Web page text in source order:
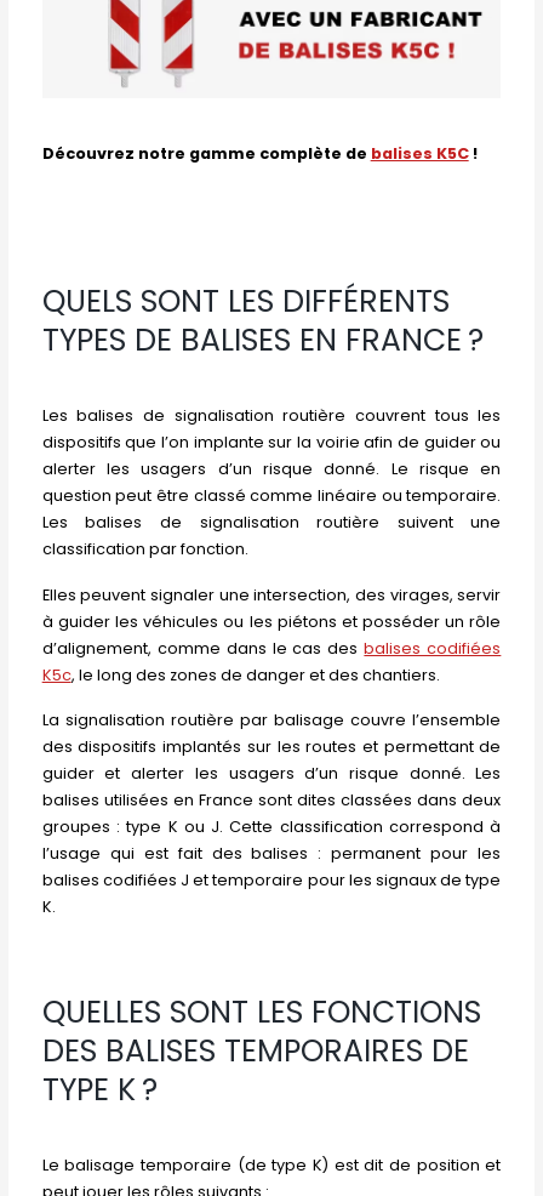
Découvrez notre gamme complète de balises K5C!
QUELS SONT LES DIFFÉRENTS
TYPES DE BALISES EN FRANCE ?
Les balises de signalisation routière couvrent tous les
dispositifs que l’on implante sur la voirie afin de guider ou
alerter les usagers d’un risque donné. Le risque en
question peut être classé comme linéaire ou temporaire.
Les balises de signalisation routière suivent une
classification par fonction.
Elles peuvent signaler une intersection, des virages, servir
à guider les véhicules ou les piétons et posséder un rôle
d’alignement, comme dans le cas desbalises codifiées
K5c, le long des zones de danger et des chantiers.
La signalisation routière par balisage couvre l’ensemble
des dispositifs implantés sur les routes et permettant de
guider et alerter les usagers d’un risque donné. Les
balises utilisées en France sont dites classées dans deux
groupes : type K ou J. Cette classification correspond à
l’usage qui est fait des balises : permanent pour les
balises codifiées J et temporaire pour les signaux de type
K.
QUELLES SONT LES FONCTIONS
DES BALISES TEMPORAIRES DE
TYPE K ?
Le balisage temporaire (de type K) est dit de position et
peut jouer les rôles suivants :